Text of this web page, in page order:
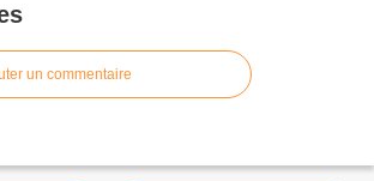
un commentaire